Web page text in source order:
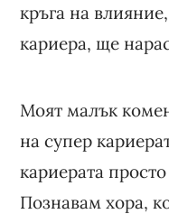
кръга на
кариера, ще
Моят малък
на супер
кариерата
Познавам хора,